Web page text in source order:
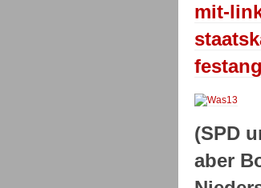
mit-
(SPD
aber